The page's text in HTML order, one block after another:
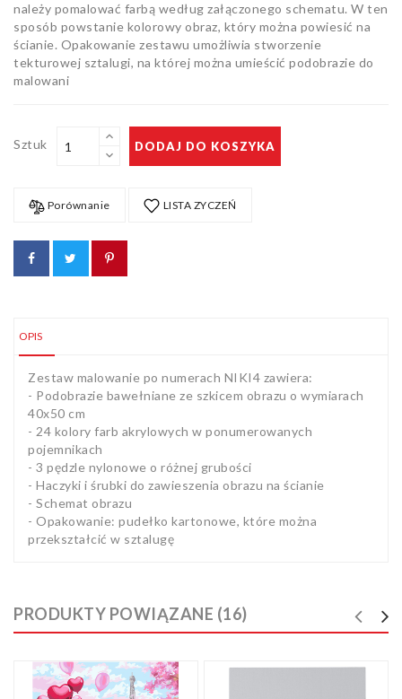
należy pomalować farbą według załączonego schematu. W ten
sposób powstanie kolorowy obraz, który można powiesić na
ścianie. Opakowanie zestawu umożliwia stworzenie
tekturowej sztalugi, na której można umieścić podobrazie do
malowani
Sztuk DODAJ DO KOSZYKA
Porównanie LISTA ZYCZEŃ
OPIS
Zestaw malowanie po numerach NIKI4 zawiera:
- Podobrazie bawełniane ze szkicem obrazu o wymiarach
40x50 cm
- 24 kolory farb akrylowych w ponumerowanych
pojemnikach
- 3 pędzle nylonowe o różnej grubości
- Haczyki i śrubki do zawieszenia obrazu na ścianie
- Schemat obrazu
- Opakowanie: pudełko kartonowe, które można
przekształcić w sztalugę
PRODUKTY POWIĄZANE (16)